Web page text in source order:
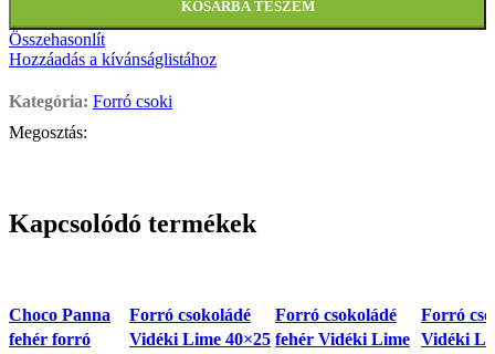
KOSÁRBA TESZEM
Összehasonlít
Hozzáadás a kívánságlistához
Kategória: Forró csoki
Megosztás:
Kapcsolódó termékek
Choco Panna
fehér forró
Forró csokoládé
Vidéki Lime 40×25
Forró csokoládé
fehér Vidéki Lime
Forró
Vidéki